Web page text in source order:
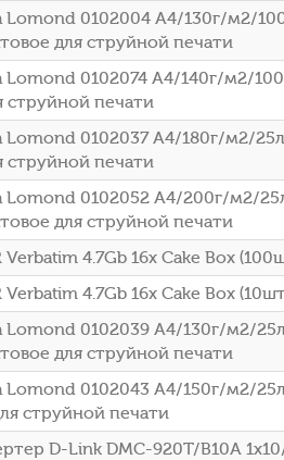
Lomond 0102004 A4/130г/м2/
для струйной печати
Lomond 0102074 A4/140г/м2/
струйной печати
Lomond 0102037 A4/180г/м2/
струйной печати
Lomond 0102052 A4/200г/м2/
для струйной печати
4.7Gb 16x Cake Box
4.7Gb 16x Cake Box
Lomond 0102039 A4/130г/м2/
для струйной печати
Lomond 0102043 A4/150г/м2/
струйной печати
D-Link DMC-920T/B10A